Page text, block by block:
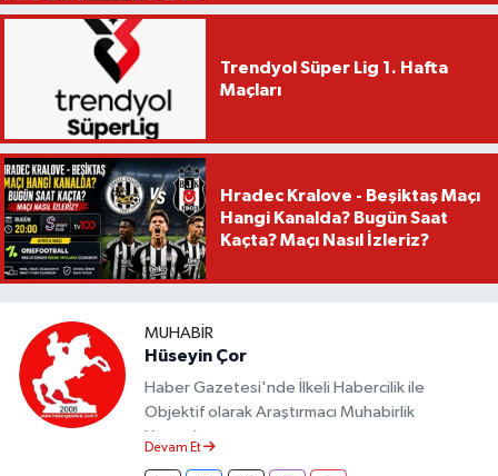
Trendyol Süper Lig 1. Hafta
Maçları
Hradec Kralove - Beşiktaş Maçı
Hangi Kanalda? Bugün Saat
Kaçta? Maçı Nasıl İzleriz?
MUHABIR
Hüseyin Çor
Haber Gazetesi'nde İlkeli Habercilik ile
Objektif olarak Araştırmacı Muhabirlik
Yapmaktayım.
Devam Et